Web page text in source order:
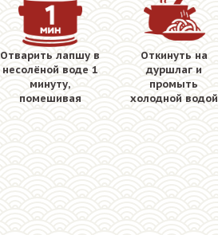
Отварить лапшу в
несолёной воде 1
минуту,
помешивая
Откинуть на
дуршлаг и
промыть
холодной водой